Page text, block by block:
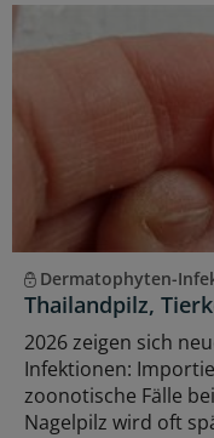
Dermatophyten-
Thailandpilz,
2026 zeigen sich
Infektionen:
zoonotische Fälle
Nagelpilz wird oft